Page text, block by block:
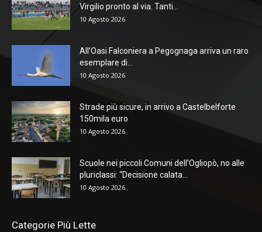
Virgilio pronto al via. Tanti...
10 Agosto 2026
All’Oasi Falconiera a Pegognaga arriva un raro
esemplare di...
10 Agosto 2026
Strade più sicure, in arrivo a Castelbelforte
150mila euro
10 Agosto 2026
Scuole nei piccoli Comuni dell’Ogliopò, no alle
pluriclassi: “Decisione calata...
10 Agosto 2026
Categorie Più Lette